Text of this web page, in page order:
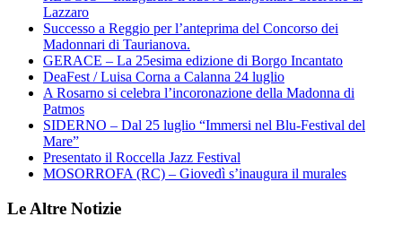
Lazzaro
Successo a Reggio per l’anteprima del Concorso dei
Madonnari di Taurianova.
GERACE – La 25esima edizione di Borgo Incantato
DeaFest / Luisa Corna a Calanna 24 luglio
A Rosarno si celebra l’incoronazione della Madonna di
Patmos
SIDERNO – Dal 25 luglio “Immersi nel Blu-Festival del
Mare”
Presentato il Roccella Jazz Festival
MOSORROFA (RC) – Giovedì s’inaugura il murales
Le Altre Notizie